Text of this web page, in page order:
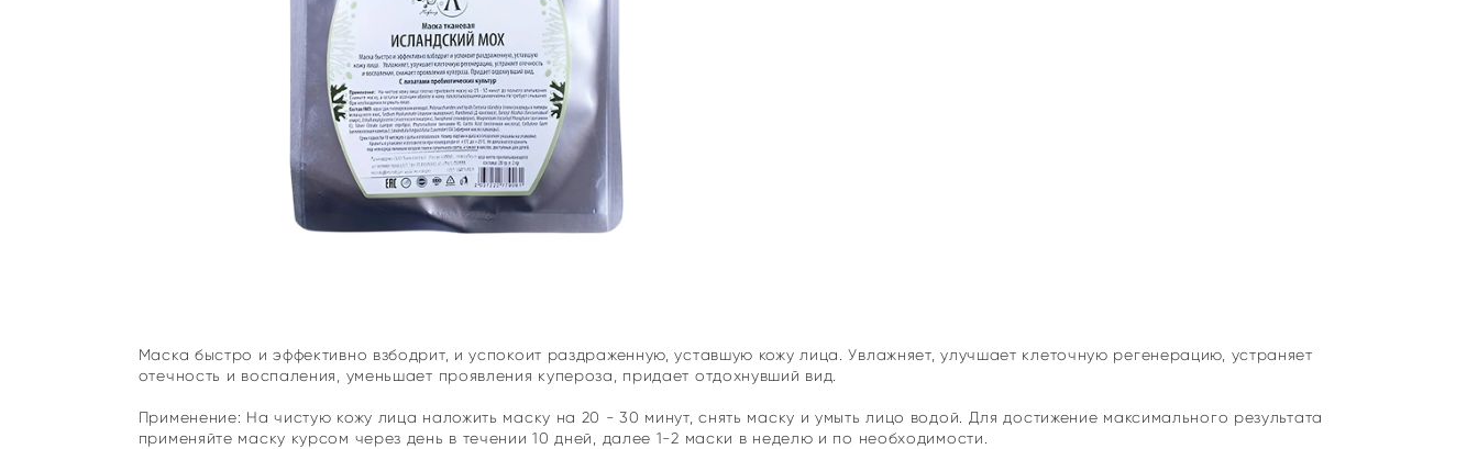
Маска быстро и эффективно взбодрит, и успокоит раздраженную, уставшую кожу лица. Увлажняет, улучшает клеточную регенерацию, устраняет
отечность и воспаления, уменьшает проявления купероза, придает отдохнувший вид.
Применение: На чистую кожу лица наложить маску на 20 - 30 минут, снять маску и умыть лицо водой. Для достижение максимального результата
применяйте маску курсом через день в течении 10 дней, далее 1-2 маски в неделю и по необходимости.